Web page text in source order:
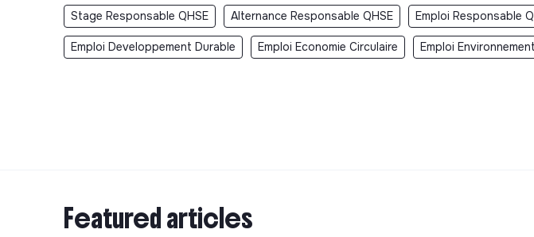
Stage Responsable QHSE Alternance Responsable QHSE Emploi Responsable
Emploi Developpement Durable Emploi Economie Circulaire Emploi Environnement
Featured articles